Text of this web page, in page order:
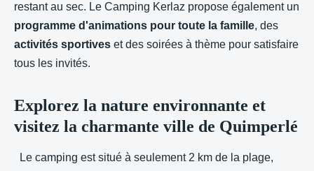
restant au sec. Le Camping Kerlaz propose également un
programme d'animations pour toute la famille, des
activités sportives et des soirées à thème pour satisfaire
tous les invités.
Explorez la nature environnante et
visitez la charmante ville de Quimperlé
Le camping est situé à seulement 2 km de la plage,